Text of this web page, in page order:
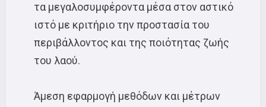
τα μεγαλοσυμφέροντα μέσα στον αστικό
ιστό με κριτήριο την προστασία του
περιβάλλοντος και της ποιότητας ζωής
του λαού.
Άμεση εφαρμογή μεθόδων και μέτρων